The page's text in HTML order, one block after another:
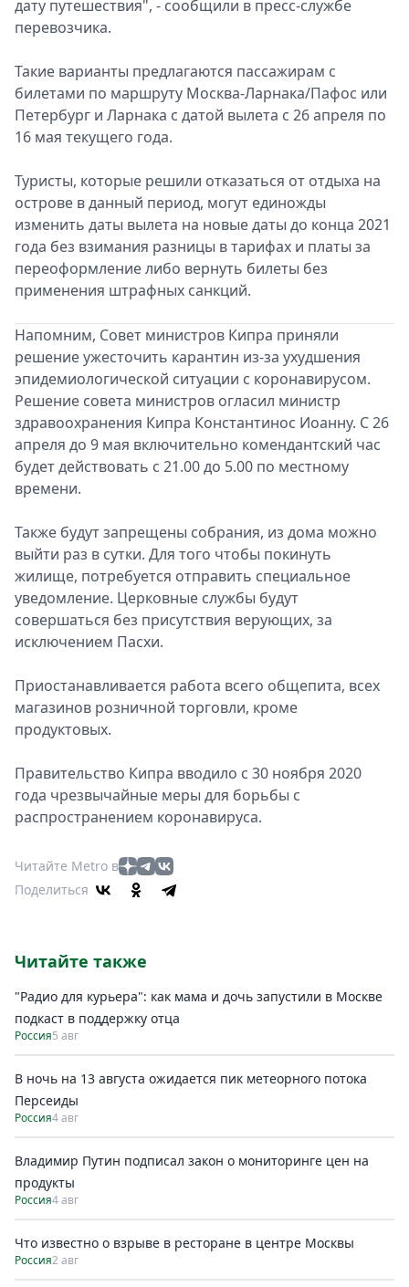
дату путешествия", - сообщили в пресс-службе
перевозчика.
Такие варианты предлагаются пассажирам с
билетами по маршруту Москва-Ларнака/Пафос или
Петербург и Ларнака с датой вылета с 26 апреля по
16 мая текущего года.
Туристы, которые решили отказаться от отдыха на
острове в данный период, могут единожды
изменить даты вылета на новые даты до конца 2021
года без взимания разницы в тарифах и платы за
переоформление либо вернуть билеты без
применения штрафных санкций.
Напомним, Совет министров Кипра приняли
решение ужесточить карантин из-за ухудшения
эпидемиологической ситуации с коронавирусом.
Решение совета министров огласил министр
здравоохранения Кипра Константинос Иоанну. С 26
апреля до 9 мая включительно комендантский час
будет действовать с 21.00 до 5.00 по местному
времени.
Также будут запрещены собрания, из дома можно
выйти раз в сутки. Для того чтобы покинуть
жилище, потребуется отправить специальное
уведомление. Церковные службы будут
совершаться без присутствия верующих, за
исключением Пасхи.
Приостанавливается работа всего общепита, всех
магазинов розничной торговли, кроме
продуктовых.
Правительство Кипра вводило с 30 ноября 2020
года чрезвычайные меры для борьбы с
распространением коронавируса.
Читайте Metro в
Поделиться
Читайте также
"Радио для курьера": как мама и дочь запустили в Москве
подкаст в поддержку отца
Россия5 авг
В ночь на 13 августа ожидается пик метеорного потока
Персеиды
Россия4 авг
Владимир Путин подписал закон о мониторинге цен на
продукты
Россия4 авг
Что известно о взрыве в ресторане в центре Москвы
Россия2 авг